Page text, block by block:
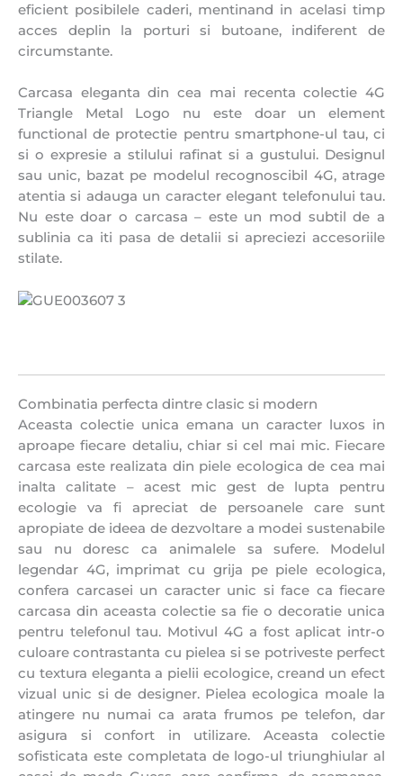
eficient posibilele caderi, mentinand in acelasi timp
acces deplin la porturi si butoane, indiferent de
circumstante.
Carcasa eleganta din cea mai recenta colectie 4G
Triangle Metal Logo nu este doar un element
functional de protectie pentru smartphone-ul tau, ci
si o expresie a stilului rafinat si a gustului. Designul
sau unic, bazat pe modelul recognoscibil 4G, atrage
atentia si adauga un caracter elegant telefonului tau.
Nu este doar o carcasa – este un mod subtil de a
sublinia ca iti pasa de detalii si apreciezi accesoriile
stilate.
Combinatia perfecta dintre clasic si modern
Aceasta colectie unica emana un caracter luxos in
aproape fiecare detaliu, chiar si cel mai mic. Fiecare
carcasa este realizata din piele ecologica de cea mai
inalta calitate – acest mic gest de lupta pentru
ecologie va fi apreciat de persoanele care sunt
apropiate de ideea de dezvoltare a modei sustenabile
sau nu doresc ca animalele sa sufere. Modelul
legendar 4G, imprimat cu grija pe piele ecologica,
confera carcasei un caracter unic si face ca fiecare
carcasa din aceasta colectie sa fie o decoratie unica
pentru telefonul tau. Motivul 4G a fost aplicat intr-o
culoare contrastanta cu pielea si se potriveste perfect
cu textura eleganta a pielii ecologice, creand un efect
vizual unic si de designer. Pielea ecologica moale la
atingere nu numai ca arata frumos pe telefon, dar
asigura si confort in utilizare. Aceasta colectie
sofisticata este completata de logo-ul triunghiular al